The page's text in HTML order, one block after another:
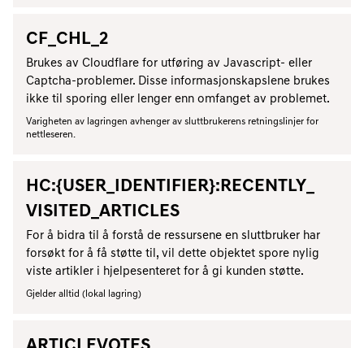
CF_CHL_2
Brukes av Cloudflare for utføring av Javascript- eller
Captcha-problemer. Disse informasjonskapslene brukes
ikke til sporing eller lenger enn omfanget av problemet.
Varigheten av lagringen avhenger av sluttbrukerens retningslinjer for
nettleseren.
HC:{USER_IDENTIFIER}:RECENTLY_
VISITED_ARTICLES
For å bidra til å forstå de ressursene en sluttbruker har
forsøkt for å få støtte til, vil dette objektet spore nylig
viste artikler i hjelpesenteret for å gi kunden støtte.
Gjelder alltid (lokal lagring)